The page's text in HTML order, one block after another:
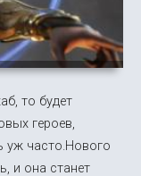
то будет
героев,
уж часто.Нового
и она станет